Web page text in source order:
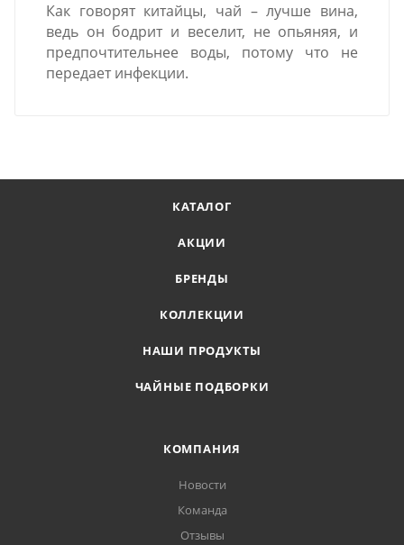
Как говорят китайцы, чай – лучше вина,
ведь он бодрит и веселит, не опьяняя, и
предпочтительнее воды, потому что не
передает инфекции.
КАТАЛОГ
АКЦИИ
БРЕНДЫ
КОЛЛЕКЦИИ
НАШИ ПРОДУКТЫ
ЧАЙНЫЕ ПОДБОРКИ
КОМПАНИЯ
Новости
Команда
Отзывы